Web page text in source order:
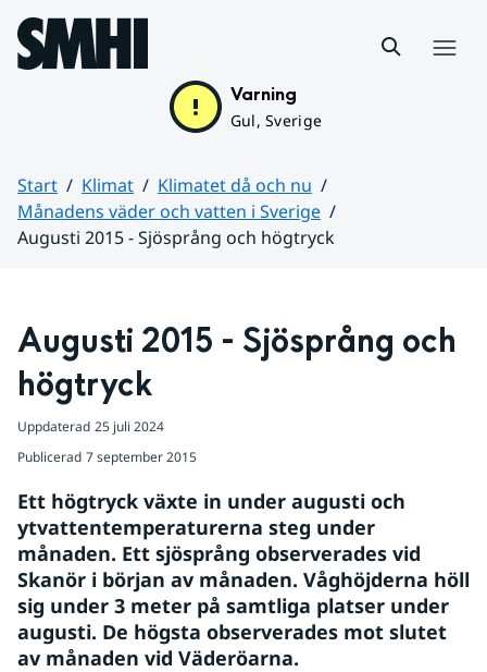
Hoppa till sidans innehåll
Varning
Gul, Sverige
Start Klimat
Klimatet då och nu
Månadens väder och vatten i Sverige
Augusti 2015 - Sjösprång och högtryck
Augusti 2015 - Sjösprång och
högtryck
Uppdaterad 25 juli 2024
Publicerad 7 september 2015
Ett högtryck växte in under augusti och
ytvattentemperaturerna steg under
månaden. Ett sjösprång observerades vid
Skanör i början av månaden. Våghöjderna höll
sig under 3 meter på samtliga platser under
augusti. De högsta observerades mot slutet
av månaden vid Väderöarna.